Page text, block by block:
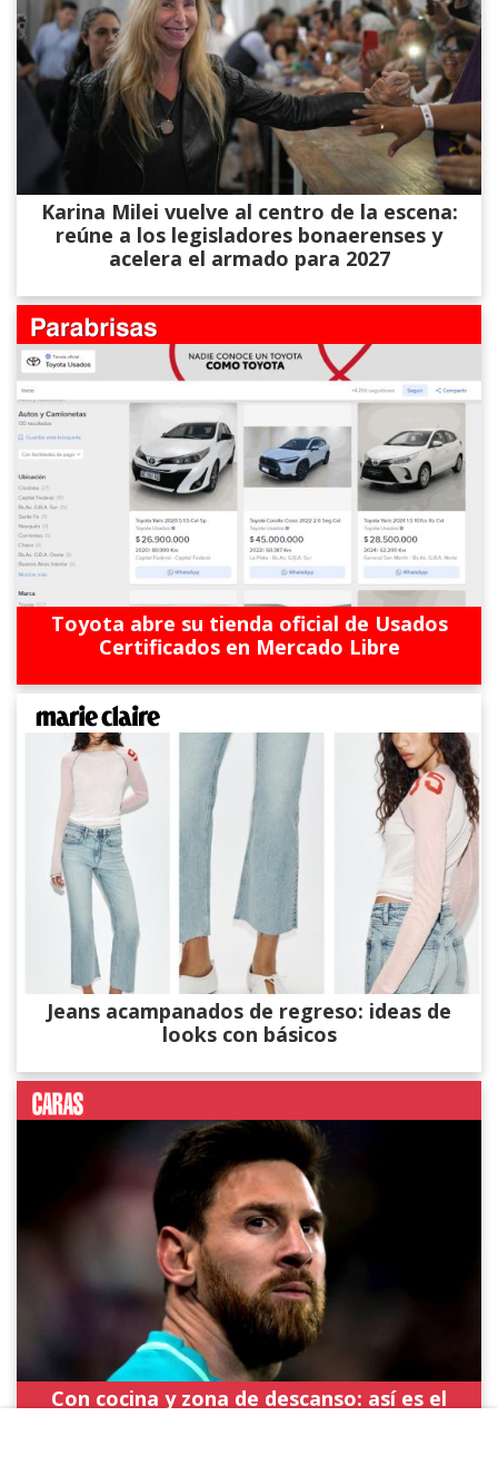
Karina Milei vuelve al centro de la escena:
reúne a los legisladores bonaerenses y
acelera el armado para 2027
Toyota abre su tienda oficial de Usados
Certificados en Mercado Libre
Jeans acampanados de regreso: ideas de
looks con básicos
Con cocina y zona de descanso: así es el